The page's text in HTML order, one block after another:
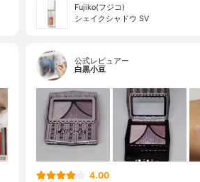
Fujiko(フジコ)
シェイクシャドウ SV
公式レビュアー
白黒小豆
4.00